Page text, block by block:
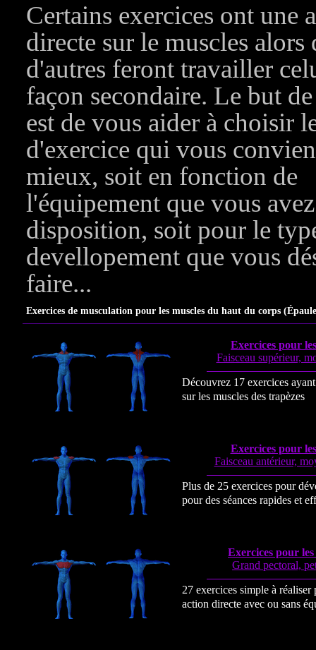
Certains exercices ont une
directe sur le muscles alors
d'autres feront travailler
façon secondaire. Le but de
est de vous aider à choisir
d'exercice qui vous
mieux, soit en fonction de
l'équipement que vous
disposition, soit pour le
devellopement que vous
faire...
Exercices de musculation pour les muscles du haut du corps
Exercices pour
Faisceau supérieur,
Découvrez 17 exercices
sur les muscles des trapèzes
Exercices pour
Faisceau antérieur,
Plus de 25 exercices pour
pour des séances rapides et
Exercices pour
Grand pectoral,
27 exercices simple à
action directe avec ou sans